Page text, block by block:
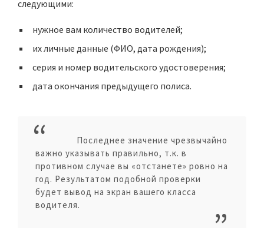
следующими:
нужное вам количество водителей;
их личные данные (ФИО, дата рождения);
серия и номер водительского удостоверения;
дата окончания предыдущего полиса.
Последнее значение чрезвычайно
важно указывать правильно, т.к. в
противном случае вы «отстанете» ровно на
год. Результатом подобной проверки
будет вывод на экран вашего класса
водителя.